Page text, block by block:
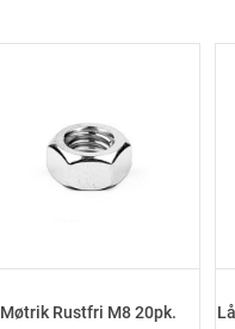
Møtrik Rustfri M8 20pk.